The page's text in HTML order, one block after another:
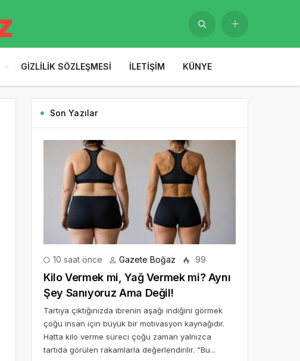
GIZLILIK SÖZLEŞMESI İLETIŞIM KÜNYE
Son Yazılar
10 saat önce Gazete Boğaz 99
Kilo Vermek mi, Yağ Vermek mi? Aynı
Şey Sanıyoruz Ama Değil!
Tartıya çıktığınızda ibrenin aşağı indiğini görmek
çoğu insan için büyük bir motivasyon kaynağıdır.
Hatta kilo verme süreci çoğu zaman yalnızca
tartıda görülen rakamlarla değerlendirilir. “Bu...